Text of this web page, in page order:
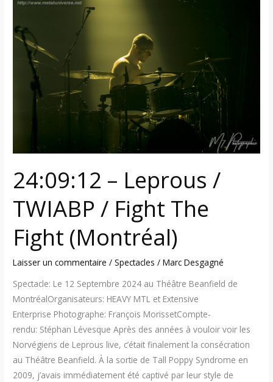
24:09:12 – Leprous /
TWIABP / Fight The
Fight (Montréal)
Laisser un commentaire /Spectacles /Marc Desgagné
Spectacle: Le 12 Septembre 2024 au Théâtre Beanfield de
MontréalOrganisateurs: HEAVY MTL et Extensive
Enterprise Photographe: François MorissetCompte-
rendu: Stéphan Lévesque Après des années à vouloir voir les
Norvégiens de Leprous live, c’était finalement la consécration
au Théâtre Beanfield. À la sortie de Tall Poppy Syndrome en
2009, j’avais immédiatement été captivé par leur style de
Leprous
/
TWIABP